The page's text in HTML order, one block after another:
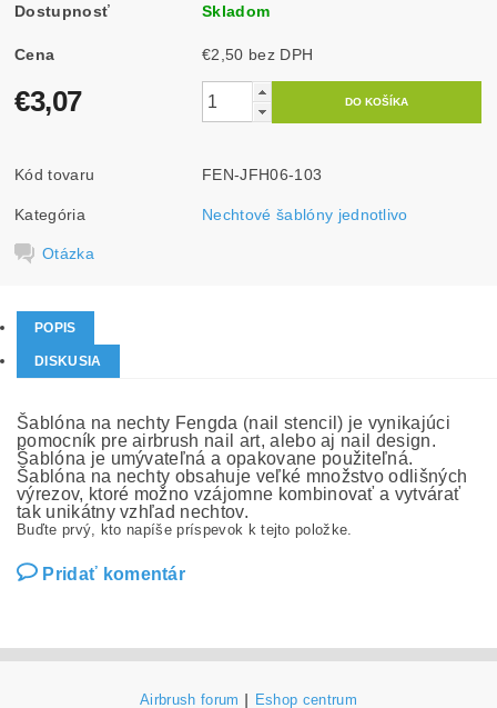
Dostupnosť Skladom
Cena €2,50 bez DPH
€3,07
Kód tovaru FEN-JFH06-103
Kategória Nechtové šablóny jednotlivo
Otázka
POPIS
DISKUSIA
Šablóna na nechty Fengda (nail stencil) je vynikajúci
pomocník pre airbrush nail art, alebo aj nail design.
Šablóna je umývateľná a opakovane použiteľná.
Šablóna na nechty obsahuje veľké množstvo odlišných
výrezov, ktoré možno vzájomne kombinovať a vytvárať
tak unikátny vzhľad nechtov.
Buďte prvý, kto napíše príspevok k tejto položke.
Pridať komentár
Airbrush forum Eshop centrum